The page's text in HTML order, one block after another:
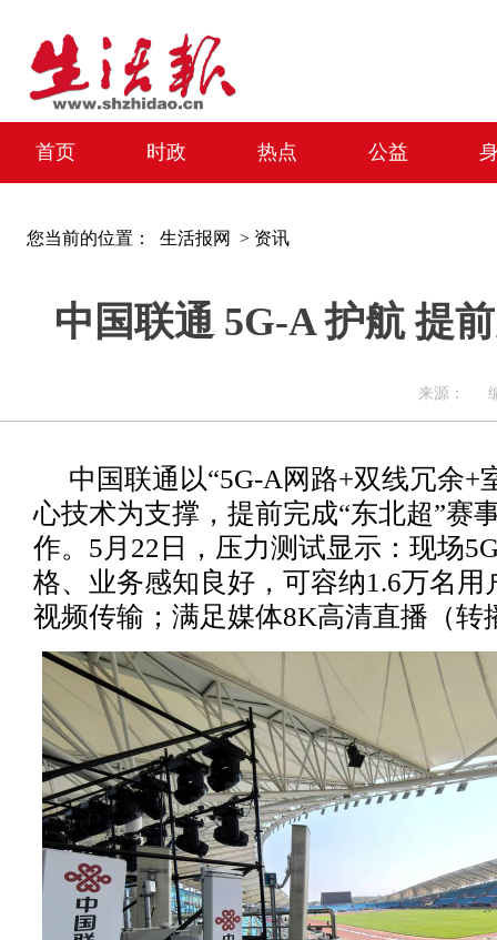
首页 时政 热点 公益
您当前的位置： 生活报网 > 资讯
中国联通 5G-A 护航 提
来源： 编
中国联通以“5G-A网路+双线冗余+
心技术为支撑，提前完成“东北超”赛
作。5月22日，压力测试显示：现场
格、业务感知良好，可容纳1.6万名用
视频传输；满足媒体8K高清直播（转